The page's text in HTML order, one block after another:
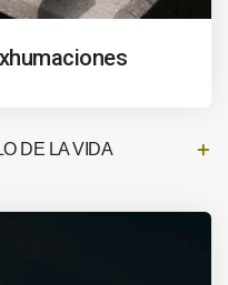
DE LA VIDA